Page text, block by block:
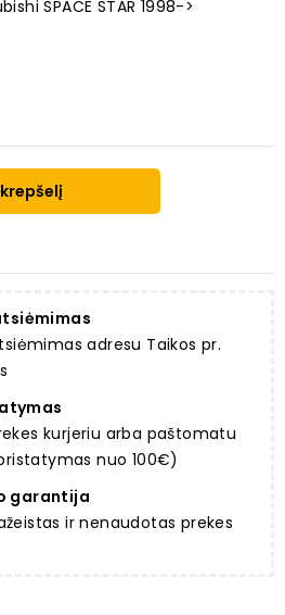
SPACE STAR 1998->
adresu Taikos pr.
kurjeriu arba paštomatu
nuo 100€)
garantija
ir nenaudotas prekes